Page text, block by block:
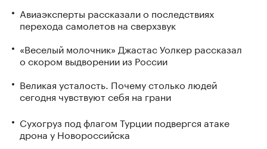
Авиаэксперты рассказали о последствиях
перехода самолетов на сверхзвук
«Веселый молочник» Джастас Уолкер рассказал
о скором выдворении из России
Великая усталость. Почему столько людей
сегодня чувствуют себя на грани
Сухогруз под флагом Турции подвергся атаке
дрона у Новороссийска